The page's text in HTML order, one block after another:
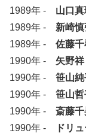
1989年 - 山口
1989年 - 新崎慎
1989年 - 佐藤千
1990年 - 矢野祥
1990年 - 笹山純
1990年 - 笹山哲
1990年 -斎藤千
1990年 -
ドリ